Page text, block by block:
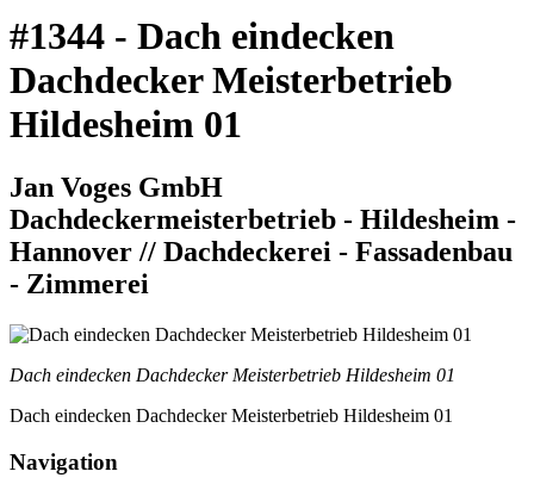
#1344 - Dach eindecken
Dachdecker Meisterbetrieb
Hildesheim 01
Jan Voges GmbH
Dachdeckermeisterbetrieb - Hildesheim -
Hannover // Dachdeckerei - Fassadenbau
- Zimmerei
Dach eindecken Dachdecker Meisterbetrieb Hildesheim 01
Dach eindecken Dachdecker Meisterbetrieb Hildesheim 01
Navigation